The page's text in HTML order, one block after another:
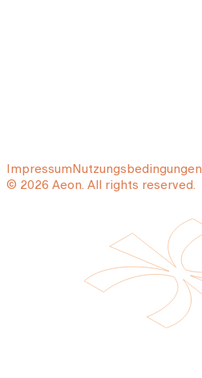
ImpressumNutzungsbedingungen
© 2026 Aeon. All rights reserved.